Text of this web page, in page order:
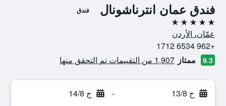
فندق عمان انترناشونال فندق
5 نجوم
عمّان، الأردن
+962 6534 1712
9.3 ممتاز 1,907 من التقييمات تم التحقق منها
خ 13/8 - ج 14/8